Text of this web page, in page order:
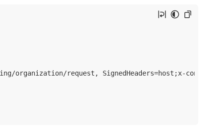
organization/request, SignedHeaders=host;x-content-